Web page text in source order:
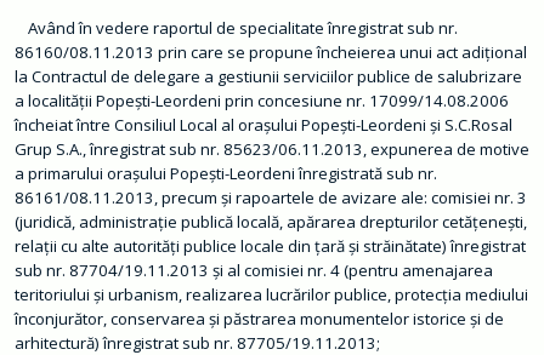
ț
i
i
d
e
i
n
t
e
r
e
s
p
u
b
l
i
c
Având în vedere raportul de specialitate înregistrat sub nr.
86160/08.11.2013 prin care se propune încheierea unui act adițional
la Contractul de delegare a gestiunii serviciilor publice de salubrizare
a localității Popești-Leordeni prin concesiune nr. 17099/14.08.2006
încheiat între Consiliul Local al orașului Popești-Leordeni și S.C.Rosal
Grup S.A., înregistrat sub nr. 85623/06.11.2013, expunerea de motive
a primarului orașului Popești-Leordeni înregistrată sub nr.
86161/08.11.2013, precum și rapoartele de avizare ale: comisiei nr. 3
(juridică, administrație publică locală, apărarea drepturilor cetățenești,
relații cu alte autorități publice locale din țară și străinătate) înregistrat
sub nr. 87704/19.11.2013 și al comisiei nr. 4 (pentru amenajarea
teritoriului și urbanism, realizarea lucrărilor publice, protecția mediului
înconjurător, conservarea și păstrarea monumentelor istorice și de
arhitectură) înregistrat sub nr. 87705/19.11.2013;